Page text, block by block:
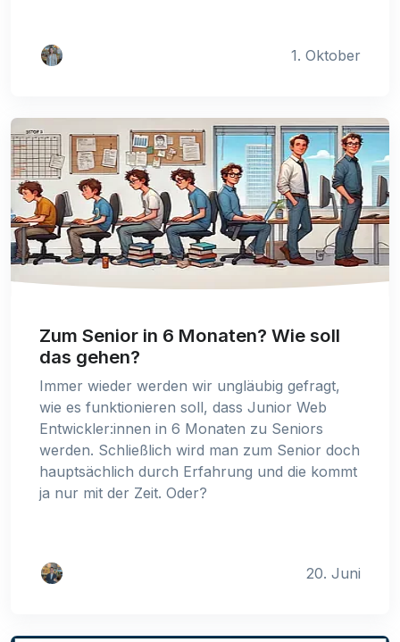
1. Oktober
Zum Senior in 6 Monaten? Wie soll
das gehen?
Immer wieder werden wir ungläubig gefragt,
wie es funktionieren soll, dass Junior Web
Entwickler:innen in 6 Monaten zu Seniors
werden. Schließlich wird man zum Senior doch
hauptsächlich durch Erfahrung und die kommt
ja nur mit der Zeit. Oder?
20. Juni